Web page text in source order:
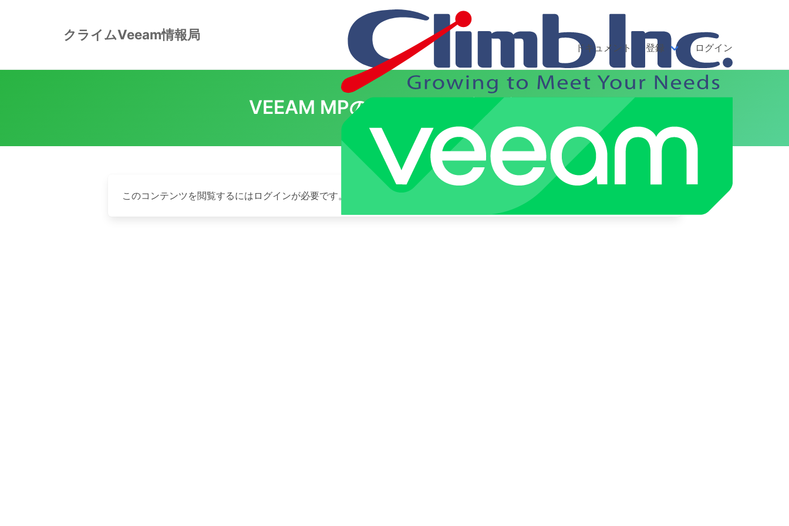
クライムVeeam情報局
ドキュメント 登録 ログイン
VEEAM MPのライセンス変更方法
このコンテンツを閲覧するにはログインが必要です。お願い Log In. あなたは会員ですか ? 会員について